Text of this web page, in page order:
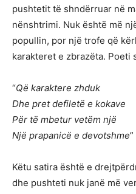
pushtetit të shndërruar në
nënshtrimi. Nuk është më
popullin, por një trofe që
karakteret e zbrazëta. Poeti
“Që karaktere zhduk
Dhe pret defiletë e kokave
Për të mbetur vetëm një
Një prapanicë e devotshme
Këtu satira është e
dhe pushteti nuk janë më